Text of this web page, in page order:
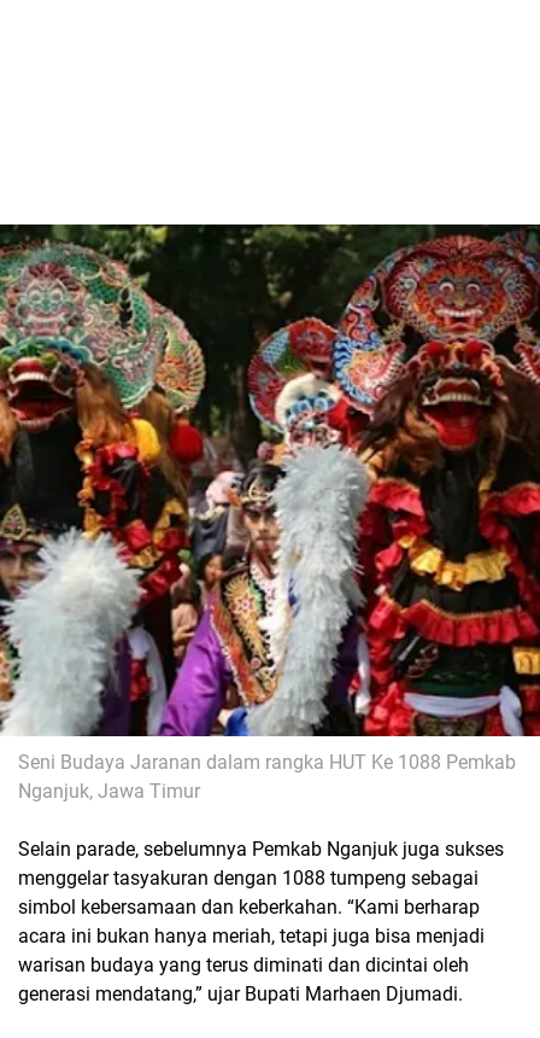
Seni Budaya Jaranan dalam rangka HUT Ke 1088 Pemkab
Nganjuk, Jawa Timur
Selain parade, sebelumnya Pemkab Nganjuk juga sukses
menggelar tasyakuran dengan 1088 tumpeng sebagai
simbol kebersamaan dan keberkahan. “Kami berharap
acara ini bukan hanya meriah, tetapi juga bisa menjadi
warisan budaya yang terus diminati dan dicintai oleh
generasi mendatang,” ujar Bupati Marhaen Djumadi.